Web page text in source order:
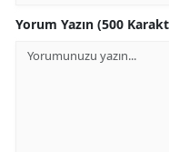
Yorum Yazın (500